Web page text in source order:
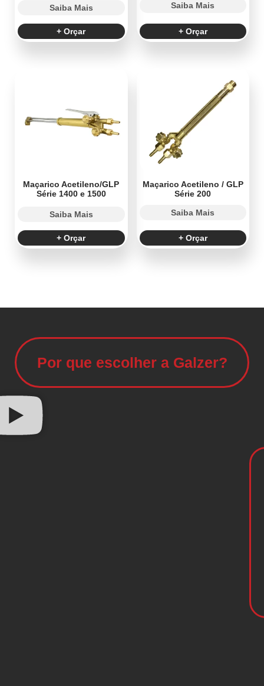
Saiba Mais
+ Orçar
Saiba Mais
+ Orçar
Maçarico Acetileno/GLP
Série 1400 e 1500
Saiba Mais
+ Orçar
Maçarico Acetileno / GLP
Série 200
Saiba Mais
+ Orçar
Por que escolher a Galzer?